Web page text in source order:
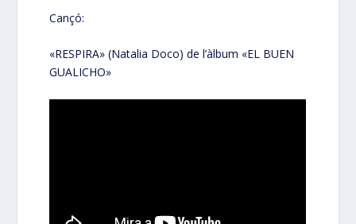
Cançó:
«RESPIRA» (Natalia Doco) de l’àlbum «EL BUEN
GUALICHO»